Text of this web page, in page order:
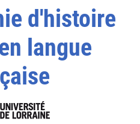
d'histoire
langue